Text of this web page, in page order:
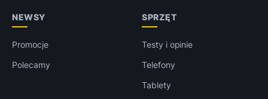
NEWSY
Promocje
Polecamy
SPRZĘT
Testy i opinie
Telefony
Tablety